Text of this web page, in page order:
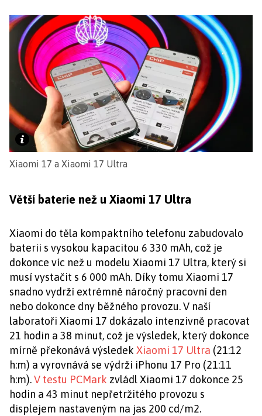
Xiaomi 17 a Xiaomi 17 Ultra
Větší baterie než u Xiaomi 17 Ultra
Xiaomi do těla kompaktního telefonu zabudovalo
baterii s vysokou kapacitou 6 330 mAh, což je
dokonce víc než u modelu Xiaomi 17 Ultra, který si
musí vystačit s 6 000 mAh. Díky tomu Xiaomi 17
snadno vydrží extrémně náročný pracovní den
nebo dokonce dny běžného provozu. V naší
laboratoři Xiaomi 17 dokázalo intenzivně pracovat
21 hodin a 38 minut, což je výsledek, který dokonce
mírně překonává výsledek Xiaomi 17 Ultra (21:12
h:m) a vyrovnává se výdrži iPhonu 17 Pro (21:11
h:m).V testu PCMark zvládl Xiaomi 17 dokonce 25
hodin a 43 minut nepřetržitého provozu s
displejem nastaveným na jas 200 cd/m2.